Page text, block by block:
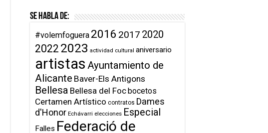
Se habla de:
#volemfoguera 2016 2017 2020
2022 2023 actividad cultural aniversario
artistas Ayuntamiento de
Alicante Baver-Els Antigons
Bellesa Bellesa del Focbocetos
Certamen Artístico contratos Dames
d'Honor Echávarri elecciones Especial
Falles Federació de